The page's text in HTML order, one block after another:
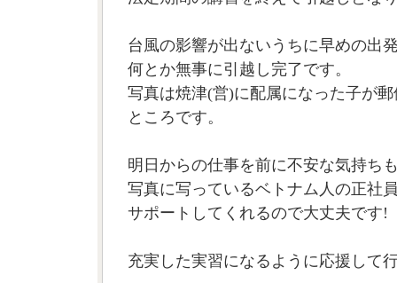
台風の影響が出ないうちに早めの出
何とか無事に引越し完了です。
写真は焼津(営)に配属になった子が
ところです。
明日からの仕事を前に不安な気持ち
写真に写っているベトナム人の正社
サポートしてくれるので大丈夫です!
充実した実習になるように応援して